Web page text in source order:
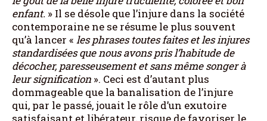
enfant. » Il se désole que l’injure dans la société
contemporaine ne se résume le plus souvent
qu’à lancer « les phrases toutes faites et les injures
standardisées que nous avons pris l’habitude de
décocher, paresseusement et sans même songer à
leur signification ». Ceci est d’autant plus
dommageable que la banalisation de l’injure
qui, par le passé, jouait le rôle d’un exutoire
satisfaisant et libérateur, risque de favoriser le